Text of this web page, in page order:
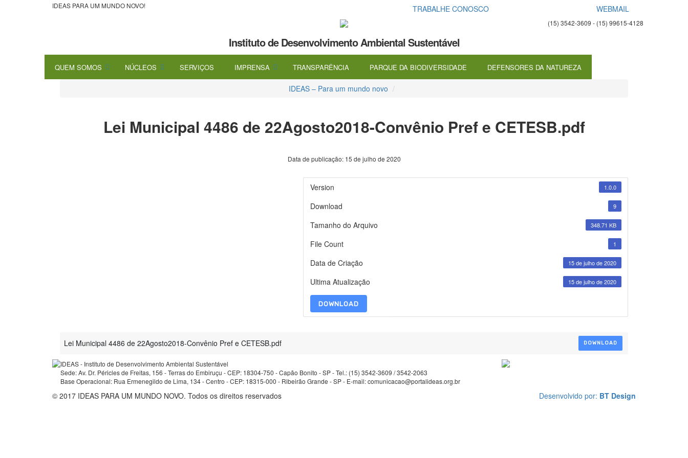
IDEAS PARA UM MUNDO NOVO! TRABALHE CONOSCO WEBMAIL
(15) 3542-3609 - (15) 99615-4128
Instituto de Desenvolvimento Ambiental Sustentável
QUEM SOMOS NÚCLEOS SERVIÇOS IMPRENSA TRANSPARÊNCIA PARQUE DA BIODIVERSIDADE DEFENSORES DA NATUREZA
IDEAS – Para um mundo novo
Lei Municipal 4486 de 22Agosto2018-Convênio Pref e CETESB.pdf
Data de publicação: 15 de julho de 2020
Version 1.0.0
Download 9
Tamanho do Arquivo 348.71 KB
File Count 1
Data de Criação 15 de julho de 2020
Ultima Atualização 15 de julho de 2020
DOWNLOAD
Lei Municipal 4486 de 22Agosto2018-Convênio Pref e CETESB.pdf DOWNLOAD
IDEAS - Instituto de Desenvolvimento Ambiental Sustentável
Sede: Av. Dr. Péricles de Freitas, 156 - Terras do Embiruçu - CEP: 18304-750 - Capão Bonito - SP - Tel.: (15) 3542-3609 / 3542-2063
Base Operacional: Rua Ermenegildo de Lima, 134 - Centro - CEP: 18315-000 - Ribeirão Grande - SP - E-mail: comunicacao@portalideas.org.br
© 2017 IDEAS PARA UM MUNDO NOVO. Todos os direitos reservados Desenvolvido por: BT Design